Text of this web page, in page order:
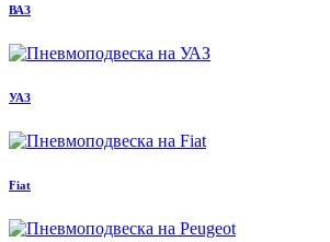
ВАЗ
УАЗ
Fiat